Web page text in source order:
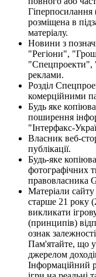
Гіперпосилання
розміщена в
матеріалу.
Новини з
"Регіони",
"Спецпроекти",
реклами.
Розділ
комерційними
Будь яке
поширення
"Інтерфакс-
Власник веб-
публікації.
Будь-яке
фотографічних
правовласника
Матеріали
старше 21 року
викликати
(принципів)
ознак
Пам'ятайте, що
джерелом
Інформаційний